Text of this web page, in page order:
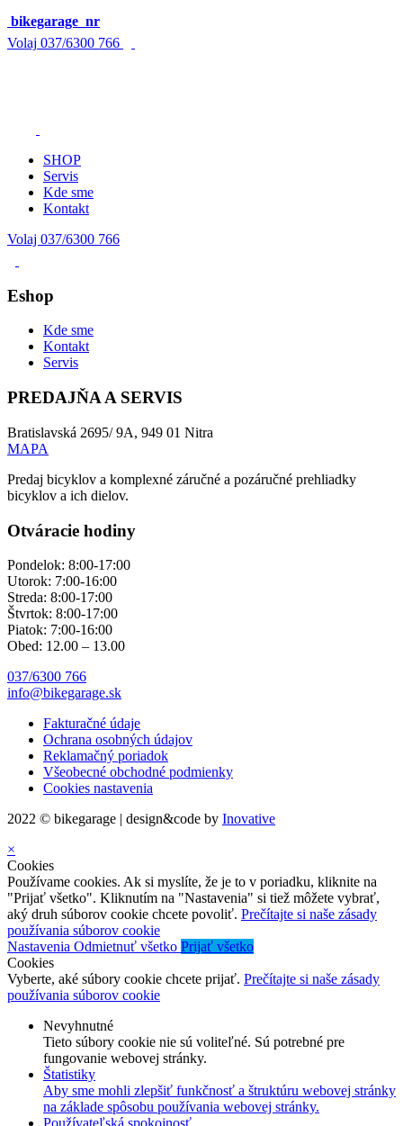
bikegarage_nr
Volaj 037/6300 766
SHOP
Servis
Kde sme
Kontakt
Volaj 037/6300 766
Eshop
Kde sme
Kontakt
Servis
PREDAJŇA A SERVIS
Bratislavská 2695/ 9A, 949 01 Nitra
MAPA
Predaj bicyklov a komplexné záručné a pozáručné prehliadky
bicyklov a ich dielov.
Otváracie hodiny
Pondelok: 8:00-17:00
Utorok: 7:00-16:00
Streda: 8:00-17:00
Štvrtok: 8:00-17:00
Piatok: 7:00-16:00
Obed: 12.00 – 13.00
037/6300 766
info@bikegarage.sk
Fakturačné údaje
Ochrana osobných údajov
Reklamačný poriadok
Všeobecné obchodné podmienky
Cookies nastavenia
2022 © bikegarage | design&code by Inovative
×
Cookies
Používame cookies. Ak si myslíte, že je to v poriadku, kliknite na
"Prijať všetko". Kliknutím na "Nastavenia" si tiež môžete vybrať,
aký druh súborov cookie chcete povoliť. Prečítajte si naše zásady
používania súborov cookie
Nastavenia Odmietnuť všetko Prijať všetko
Cookies
Vyberte, aké súbory cookie chcete prijať. Prečítajte si naše zásady
používania súborov cookie
Nevyhnutné
Tieto súbory cookie nie sú voliteľné. Sú potrebné pre
fungovanie webovej stránky.
Štatistiky
Aby sme mohli zlepšiť funkčnosť a štruktúru webovej stránky
na základe spôsobu používania webovej stránky.